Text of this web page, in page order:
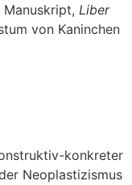
Liber
von Kaninchen
konkreter
Neoplastizismus